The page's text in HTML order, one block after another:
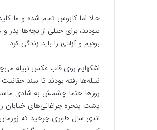
حالا اما کابوس تمام شده و ما
نبودند، برای خیلی از بچه‌ها پدر و
بودیم و آزادی را باید زندگی کرد.
نبیله‌ها رفته بودند تا سند
روزها حتما چشمش به شادی ماست
پشت پنجره چراغانی‌های خیابان
اندی سال طوری چرخید که